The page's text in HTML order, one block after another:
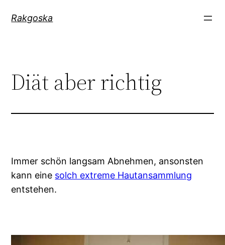
InhaltRakgoska
Diät aber richtig
Immer schön langsam Abnehmen, ansonsten
kann eine solch extreme Hautansammlung
entstehen.